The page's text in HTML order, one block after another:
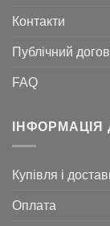
Контакти
Публічний
FAQ
Купівля і
Оплата